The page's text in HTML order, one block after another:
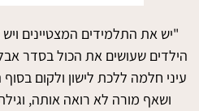
"יש את התלמידים המצטיינים
הילדים שעושים את הכול בסדר
עיני חלמה ללכת לישון ולקום בסוף
ושאף מורה לא רואה אותה,